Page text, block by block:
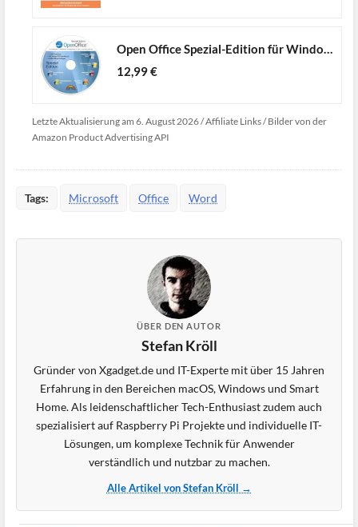
12,99 €
Letzte Aktualisierung am 6. August 2026 / Affiliate Links / Bilder von der
Amazon Product Advertising API
Tags: Microsoft Office Word
ÜBER DEN AUTOR
Stefan Kröll
Gründer von Xgadget.de und IT-Experte mit über 15 Jahren
Erfahrung in den Bereichen macOS, Windows und Smart
Home. Als leidenschaftlicher Tech-Enthusiast zudem auch
spezialisiert auf Raspberry Pi Projekte und individuelle IT-
Lösungen, um komplexe Technik für Anwender
verständlich und nutzbar zu machen.
Alle Artikel von Stefan Kröll →